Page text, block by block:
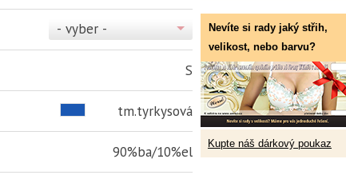
Nevíte si rady jaký střih,
velikost, nebo barvu?
Kupte náš dárkový poukaz
- vyber -
S
tm.tyrkysová
90%ba/10%el